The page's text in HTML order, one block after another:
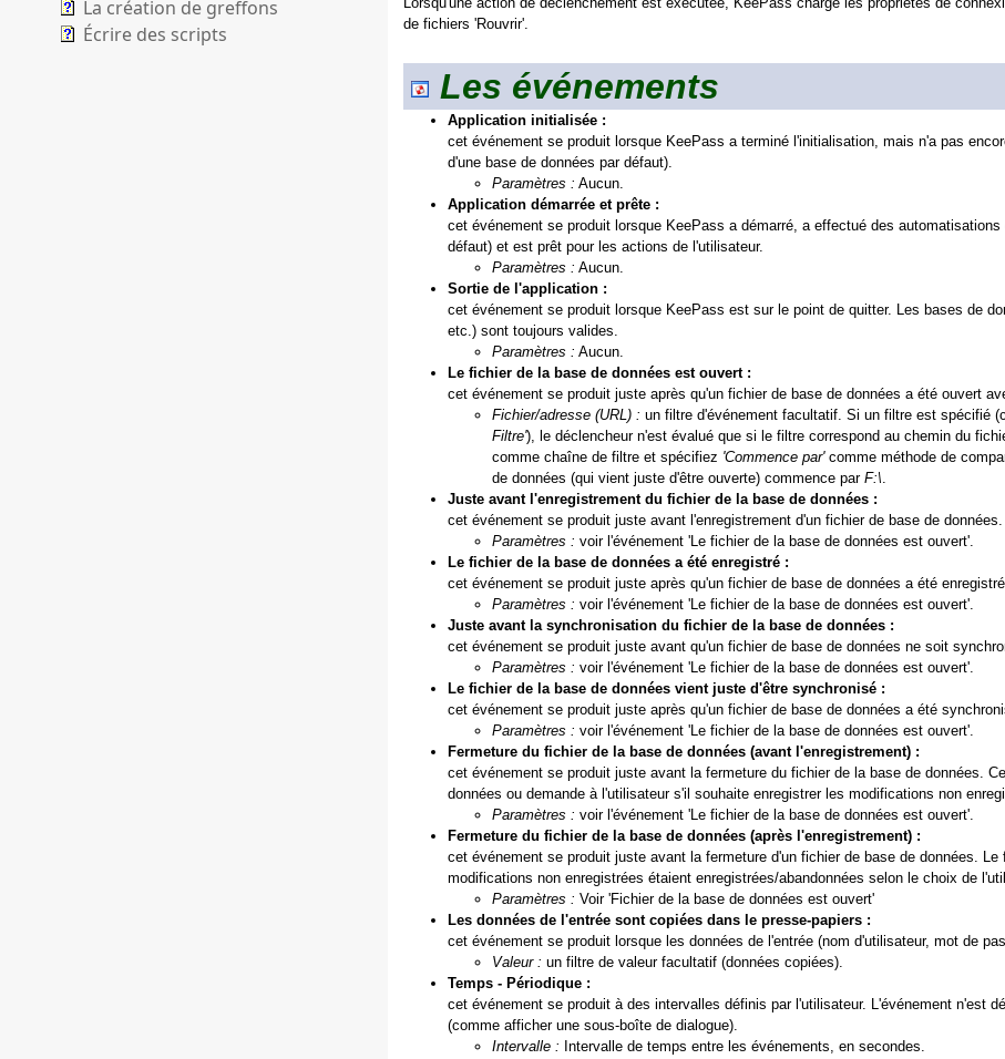
La création de greffons
Écrire des scripts
de fichiers 'Rouvrir'.
Les événements
Application initialisée :
cet événement se produit lorsque KeePass a terminé l'initialisation, mais n'a pas
d'une base de données par défaut).
Paramètres : Aucun.
Application démarrée et prête :
cet événement se produit lorsque KeePass a démarré, a effectué des
défaut) et est prêt pour les actions de l'utilisateur.
Paramètres : Aucun.
Sortie de l'application :
cet événement se produit lorsque KeePass est sur le point de quitter. Les bases de
etc.) sont toujours valides.
Paramètres : Aucun.
Le fichier de la base de données est ouvert :
cet événement se produit juste après qu'un fichier de base de données a été ouvert
Fichier/adresse (URL) : un filtre d'événement facultatif. Si un filtre est spécifié
Filtre'), le déclencheur n'est évalué que si le filtre correspond au chemin du
comme chaîne de filtre et spécifiez 'Commence par'comme méthode de
de données (qui vient juste d'être ouverte) commence par F:\.
Juste avant l'enregistrement du fichier de la base de données :
cet événement se produit juste avant l'enregistrement d'un fichier de base de données.
Paramètres : voir l'événement 'Le fichier de la base de données est ouvert'.
Le fichier de la base de données a été enregistré :
cet événement se produit juste après qu'un fichier de base de données a été
Paramètres : voir l'événement 'Le fichier de la base de données est ouvert'.
Juste avant la synchronisation du fichier de la base de données :
cet événement se produit juste avant qu'un fichier de base de données ne soit
Paramètres : voir l'événement 'Le fichier de la base de données est ouvert'.
Le fichier de la base de données vient juste d'être synchronisé :
cet événement se produit juste après qu'un fichier de base de données a été
Paramètres : voir l'événement 'Le fichier de la base de données est ouvert'.
Fermeture du fichier de la base de données (avant l'enregistrement) :
cet événement se produit juste avant la fermeture du fichier de la base de données.
données ou demande à l'utilisateur s'il souhaite enregistrer les modifications non
Paramètres : voir l'événement 'Le fichier de la base de données est ouvert'.
Fermeture du fichier de la base de données (après l'enregistrement) :
cet événement se produit juste avant la fermeture d'un fichier de base de données.
modifications non enregistrées étaient enregistrées/abandonnées selon le choix de
Paramètres : Voir 'Fichier de la base de données est ouvert'
Les données de l'entrée sont copiées dans le presse-papiers :
cet événement se produit lorsque les données de l'entrée (nom d'utilisateur, mot de
Valeur : un filtre de valeur facultatif (données copiées).
Temps - Périodique :
cet événement se produit à des intervalles définis par l'utilisateur. L'événement n'est
(comme afficher une sous-boîte de dialogue).
Intervalle : Intervalle de temps entre les événements, en secondes.